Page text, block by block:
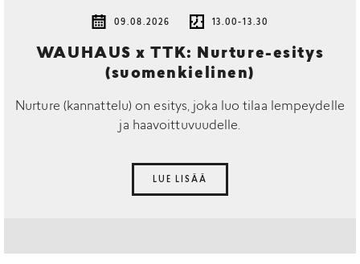
09.08.2026 13.00-13.30
WAUHAUS x TTK: Nurture-esitys
(suomenkielinen)
Nurture (kannattelu) on esitys, joka luo tilaa lempeydelle
ja haavoittuvuudelle.
LUE LISÄÄ